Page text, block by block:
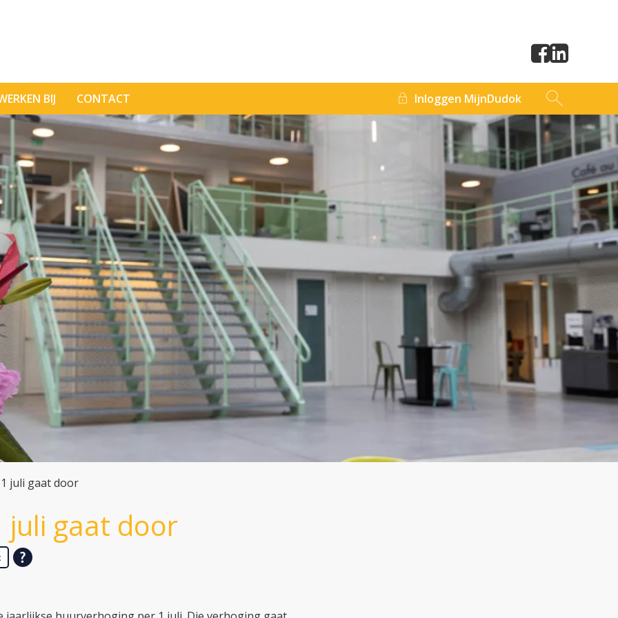
Inloggen MijnDudok
BIJ CONTACT
juli gaat door
juli gaat door